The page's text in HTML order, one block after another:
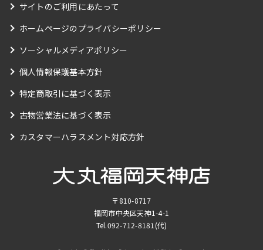
サイトのご利用にあたって
ホームページのプライバシーポリシー
ソーシャルメディアポリシー
個人情報保護基本方針
特定商取引に基づく表示
古物営業法に基づく表示
カスタマーハラスメント対応方針
〒810-8717
福岡市中央区天神1-4-1
Tel.092-712-8181 (代)